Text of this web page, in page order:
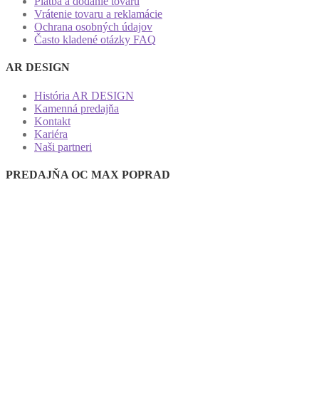
Vrátenie tovaru a reklamácie
Ochrana osobných údajov
Často kladené otázky FAQ
AR DESIGN
História AR DESIGN
Kamenná predajňa
Kontakt
Kariéra
Naši partneri
PREDAJŇA OC MAX POPRAD